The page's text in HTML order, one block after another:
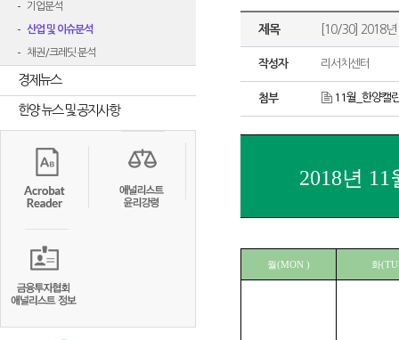
기업분석
산업 및 이슈분석
채권/크레딧 분석
경제뉴스
한양 뉴스 및 공지사항
제목 [10/30] 2018
작성자 리서치센터
첨부 11월_한양캘
2018년
월(MON ) 화